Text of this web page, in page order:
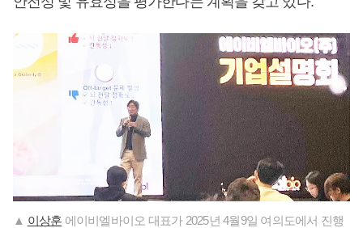
▲ 이상훈 에이비엘바이오 대표가 2025년 4월9일 여의도에서 진행